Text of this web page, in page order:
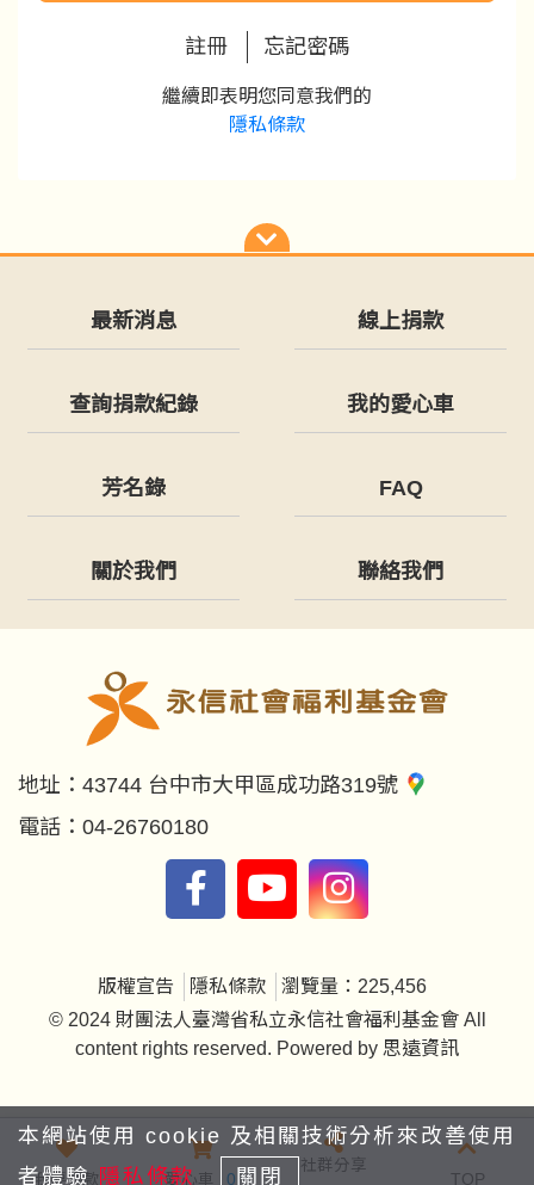
註冊 忘記密碼
繼續即表明您同意我們的
隱私條款
最新消息 線上捐款
查詢捐款紀錄 我的愛心車
芳名錄 FAQ
關於我們 聯絡我們
地址： 43744 台中市大甲區成功路319號
電話： 04-26760180
版權宣告 隱私條款
瀏覽量：225,456
© 2024 財團法人臺灣省私立永信社會福利基金會 All
content rights reserved. Powered by 思遠資訊
我要捐款 愛心車 0
社群分享
TOP
本網站使用 cookie 及相關技術分析來改善使用
者體驗 隱私條款 關閉